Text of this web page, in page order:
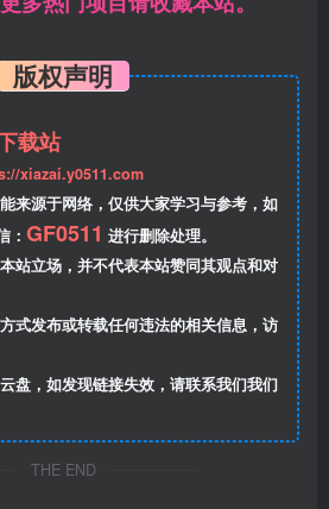
版权声明
载站
xiazai.y0511.com
来源于网络，仅供大家学习与参考，如
： GF0511 进行删除处理。
站立场，并不代表本站赞同其观点和对
式发布或转载任何违法的相关信息，访
盘，如发现链接失效，请联系我们我们
THE END